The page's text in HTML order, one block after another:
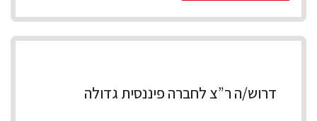
דרוש/ה ר”צ לחברה פיננסית גדולה